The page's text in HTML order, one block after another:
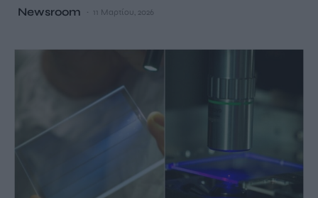
Newsroom 11 Μαρτίου, 2026